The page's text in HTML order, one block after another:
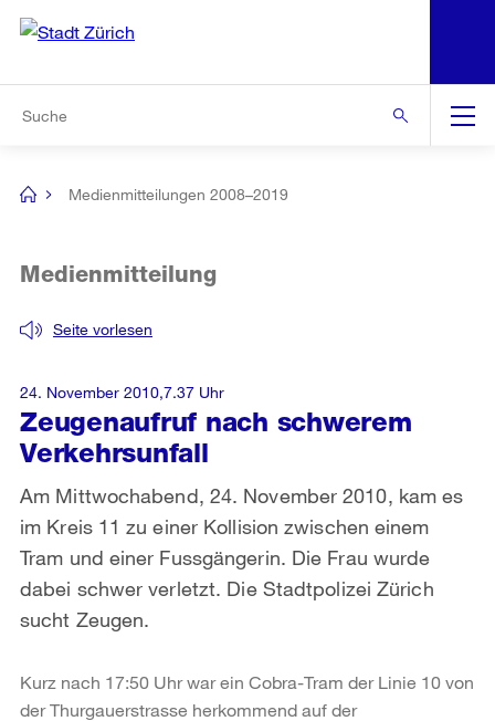
Navigation
[no
Medienmitteilungen 2008–2019
Zeugenaufruf nach schwerem
Verkehrsunfall
Seite vorlesen
Medienmitteilung
Am Mittwochabend, 24. November 2010, kam es
im Kreis 11 zu einer Kollision zwischen einem
Tram und einer Fussgängerin. Die Frau wurde
dabei schwer verletzt. Die Stadtpolizei Zürich
sucht Zeugen.
24. November 2010,7.37 Uhr
Kurz nach 17:50 Uhr war ein Cobra-Tram der Linie 10 von
der Thurgauerstrasse herkommend auf der